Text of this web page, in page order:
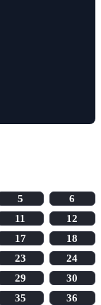
5
6
11
12
17
18
23
24
29
30
35
36